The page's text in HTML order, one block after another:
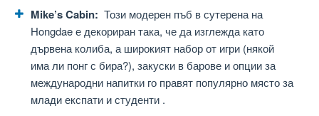
Mike’s Cabin: Този модерен пъб в сутерена на
Hongdae е декориран така, че да изглежда като
дървена колиба, а широкият набор от игри (някой
има ли понг с бира?), закуски в барове и опции за
международни напитки го правят популярно място за
млади експати и студенти .